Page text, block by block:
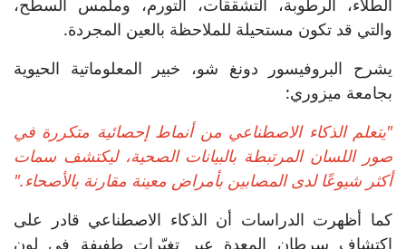
الطلاء، الرطوبة، التشققات، التورم، وملمس السطح،
والتي قد تكون مستحيلة للملاحظة بالعين المجردة.
يشرح البروفيسور دونغ شو، خبير المعلوماتية الحيوية
بجامعة ميزوري:
"يتعلم الذكاء الاصطناعي من أنماط إحصائية متكررة في
صور اللسان المرتبطة بالبيانات الصحية، ليكتشف سمات
أكثر شيوعًا لدى المصابين بأمراض معينة مقارنة بالأصحاء."
كما أظهرت الدراسات أن الذكاء الاصطناعي قادر على
اكتشاف سرطان المعدة عبر تغيّرات طفيفة في لون